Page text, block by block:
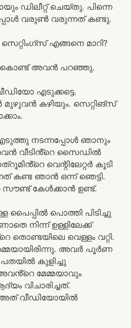
ഡിലീറ്റ് ചെയ്തു. പിന്നെ
വരുൺ വരുന്നത് കണ്ടു.
എങ്ങനെ മാറി?
അവൻ പറഞ്ഞു.
എടുക്കട്ടെ.
മുഴുവൻ കഴിയും. സെറ്റിങ്സ്
നടന്നപ്പോൾ ഞാനും
വീടിൻ്റെ സൈഡിൽ
വെന്റിലേറ്റർ കൂടി
കണ്ട ഞാൻ ഒന്ന് ഞെട്ടി.
സൗണ്ട് കേൾക്കാൻ ഉണ്ട്.
പൊത്തി പിടിച്ചു
നിന്ന് ഉള്ളിലേക്ക്
തൊണ്ടയിലെ വെള്ളം വറ്റി.
അവർ പൂർണ
കുളിച്ചു
മേമ്മയാവും
വിചാരിച്ചത്.
വീഡിയോയിൽ